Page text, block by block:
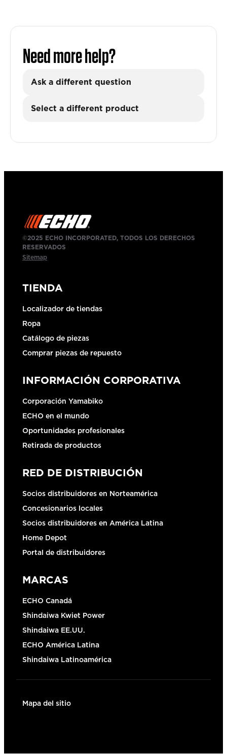
Need more help?
Ask a different question
Select a different product
©2025 ECHO INCORPORATED, TODOS LOS DERECHOS
RESERVADOS
Sitemap
TIENDA
Localizador de tiendas
Ropa
Catálogo de piezas
Comprar piezas de repuesto
INFORMACIÓN CORPORATIVA
Corporación Yamabiko
ECHO en el mundo
Oportunidades profesionales
Retirada de productos
RED DE DISTRIBUCIÓN
Socios distribuidores en Norteamérica
Concesionarios locales
Socios distribuidores en América Latina
Home Depot
Portal de distribuidores
MARCAS
ECHO Canadá
Shindaiwa Kwiet Power
Shindaiwa EE.UU.
ECHO América Latina
Shindaiwa Latinoamérica
Mapa del sitio